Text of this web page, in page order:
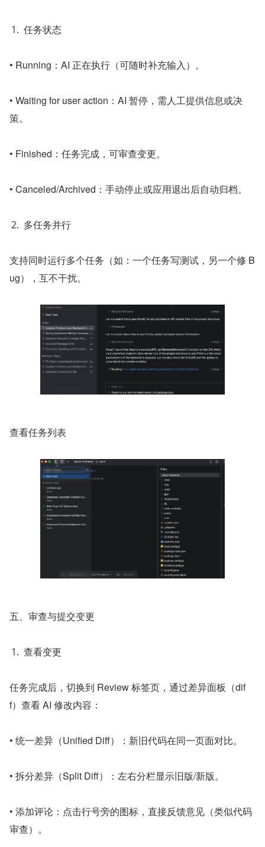
任务状态
• Running：AI 正在执行（可随时补充输入）。
• Waiting for user action：AI 暂停，需人工提供信息或决
策。
• Finished：任务完成，可审查变更。
• Canceled/Archived：手动停止或应用退出后自动归档。
多任务并行
支持同时运行多个任务（如：一个任务写测试，另一个修 B
ug），互不干扰。
查看任务列表
五、审查与提交变更
查看变更
任务完成后，切换到 Review 标签页，通过差异面板（dif
f）查看 AI 修改内容：
• 统一差异（Unified Diff）：新旧代码在同一页面对比。
• 拆分差异（Split Diff）：左右分栏显示旧版/新版。
• 添加评论：点击行号旁的图标，直接反馈意见（类似代码
审查）。